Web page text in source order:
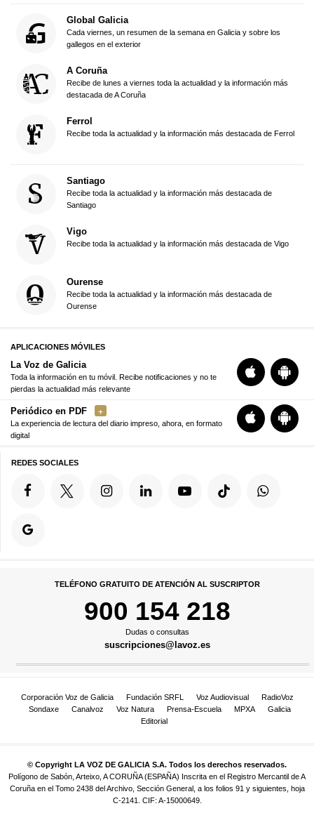
Global Galicia
Cada viernes, un resumen de la semana en Galicia y sobre los
gallegos en el exterior
A Coruña
Recibe de lunes a viernes toda la actualidad y la información más
destacada de A Coruña
Ferrol
Recibe toda la actualidad y la información más destacada de Ferrol
Santiago
Recibe toda la actualidad y la información más destacada de
Santiago
Vigo
Recibe toda la actualidad y la información más destacada de Vigo
Ourense
Recibe toda la actualidad y la información más destacada de
Ourense
APLICACIONES MÓVILES
La Voz de Galicia
Toda la información en tu móvil. Recibe notificaciones y no te
pierdas la actualidad más relevante
Periódico en PDF
La experiencia de lectura del diario impreso, ahora, en formato
digital
REDES SOCIALES
TELÉFONO GRATUITO DE ATENCIÓN AL SUSCRIPTOR
900 154 218
Dudas o consultas
suscripciones@lavoz.es
Corporación Voz de Galicia Fundación SRFL Voz Audiovisual
RadioVoz
Sondaxe
Canalvoz Voz Natura Prensa-Escuela MPXA
Galicia
Editorial
© Copyright LA VOZ DE GALICIA S.A. Todos los derechos reservados.
Polígono de Sabón, Arteixo, A CORUÑA (ESPAÑA) Inscrita en el Registro Mercantil de A
Coruña en el Tomo 2438 del Archivo, Sección General, a los folios 91 y siguientes, hoja
C-2141. CIF: A-15000649.